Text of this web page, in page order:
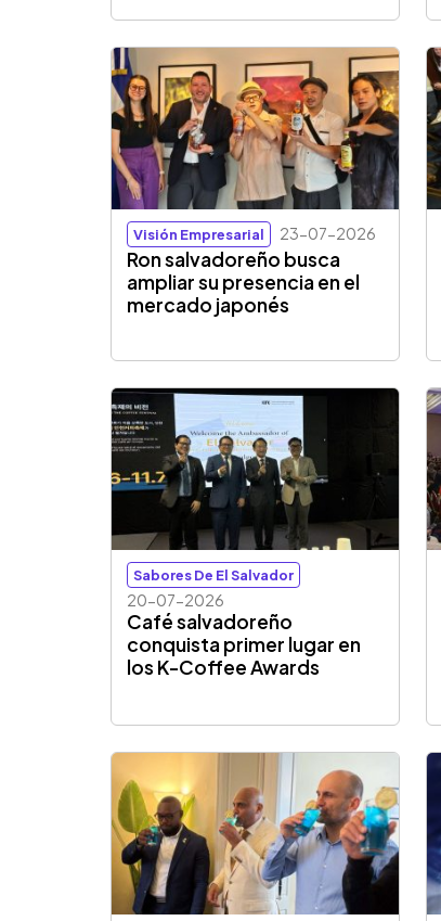
Visión Empresarial 23-07-2026
Ron salvadoreño busca
ampliar su presencia en el
mercado japonés
Sabores De El Salvador
20-07-2026
Café salvadoreño
conquista primer lugar en
los K-Coffee Awards